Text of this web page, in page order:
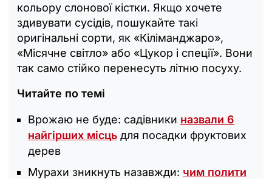
кольору слонової кістки. Якщо хочете
здивувати сусідів, пошукайте такі
оригінальні сорти, як «Кіліманджаро»,
«Місячне світло» або «Цукор і спеції». Вони
так само стійко перенесуть літню посуху.
Читайте по темі
Врожаю не буде: садівники назвали 6
найгірших місць для посадки фруктових
дерев
Мурахи зникнуть назавжди: чим полити